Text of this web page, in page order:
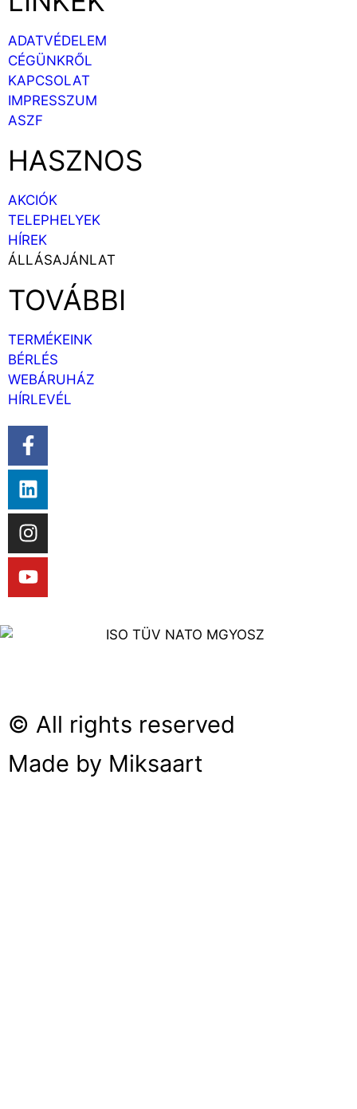
ADATVÉDELEM
CÉGÜNKRŐL
KAPCSOLAT
IMPRESSZUM
ASZF
HASZNOS
AKCIÓK
TELEPHELYEK
HÍREK
ÁLLÁSAJÁNLAT
TOVÁBBI
TERMÉKEINK
BÉRLÉS
WEBÁRUHÁZ
HÍRLEVÉL
© All rights reserved
Made by Miksaart